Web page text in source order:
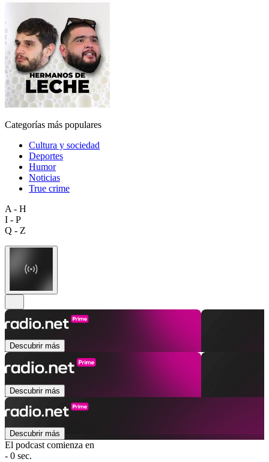
Categorías más populares
Cultura y sociedad
Deportes
Humor
Noticias
True crime
A - H
I - P
Q - Z
Descubrir más
Descubrir más
Descubrir más
El podcast comienza en
- 0 sec.